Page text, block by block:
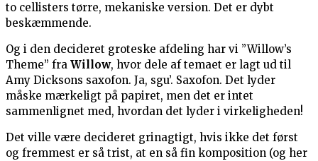
to cellisters tørre, mekaniske version. Det er dybt
beskæmmende.
Og i den decideret groteske afdeling har vi ”Willow’s
Theme” fra Willow, hvor dele af temaet er lagt ud til
Amy Dicksons saxofon. Ja, sgu’. Saxofon. Det lyder
måske mærkeligt på papiret, men det er intet
sammenlignet med, hvordan det lyder i virkeligheden!
Det ville være decideret grinagtigt, hvis ikke det først
og fremmest er så trist, at en så fin komposition (og her